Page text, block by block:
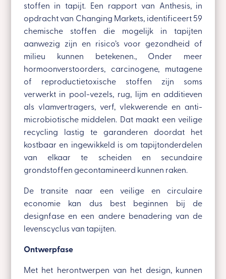
stoffen in tapijt. Een rapport van Anthesis, in
opdracht van Changing Markets, identificeert 59
chemische stoffen die mogelijk in tapijten
aanwezig zijn en risico’s voor gezondheid of
milieu kunnen betekenen., Onder meer
hormoonverstoorders, carcinogene, mutagene
of reproductietoxische stoffen zijn soms
verwerkt in pool-vezels, rug, lijm en additieven
als vlamvertragers, verf, vlekwerende en anti-
microbiotische middelen. Dat maakt een veilige
recycling lastig te garanderen doordat het
kostbaar en ingewikkeld is om tapijtonderdelen
van elkaar te scheiden en secundaire
grondstoffen gecontamineerd kunnen raken.
De transite naar een veilige en circulaire
economie kan dus best beginnen bij de
designfase en een andere benadering van de
levenscyclus van tapijten.
Ontwerpfase
Met het herontwerpen van het design, kunnen